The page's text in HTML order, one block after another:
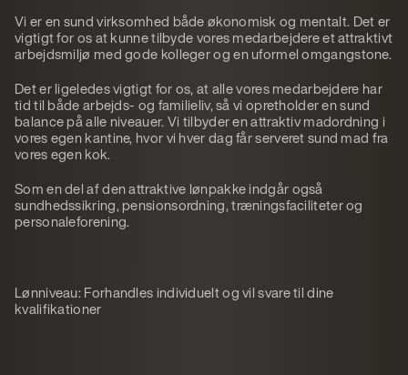
Vi er en sund virksomhed både økonomisk og mentalt. Det er
vigtigt for os at kunne tilbyde vores medarbejdere et attraktivt
arbejdsmiljø med gode kolleger og en uformel omgangstone.
Det er ligeledes vigtigt for os, at alle vores medarbejdere har
tid til både arbejds- og familieliv, så vi opretholder en sund
balance på alle niveauer. Vi tilbyder en attraktiv madordning i
vores egen kantine, hvor vi hver dag får serveret sund mad fra
vores egen kok.
Som en del af den attraktive lønpakke indgår også
sundhedssikring, pensionsordning, træningsfaciliteter og
personaleforening.
Lønniveau:Forhandles individuelt og vil svare til dine
kvalifikationer